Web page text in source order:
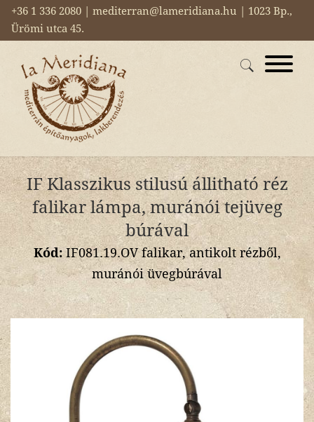
+36 1 336 2080 | mediterran@lameridiana.hu | 1023 Bp.,
Ürömi utca 45.
IF Klasszikus stilusú állitható réz
falikar lámpa, muránói tejüveg
búrával
Kód:IF081.19.OV falikar, antikolt rézből,
muránói üvegbúrával